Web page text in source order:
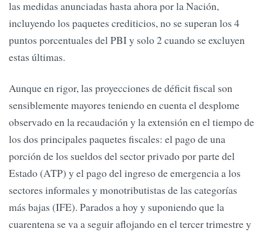
las medidas anunciadas hasta ahora por la Nación,
incluyendo los paquetes crediticios, no se superan los 4
puntos porcentuales del PBI y solo 2 cuando se excluyen
estas últimas.
Aunque en rigor, las proyecciones de déficit fiscal son
sensiblemente mayores teniendo en cuenta el desplome
observado en la recaudación y la extensión en el tiempo de
los dos principales paquetes fiscales: el pago de una
porción de los sueldos del sector privado por parte del
Estado (ATP) y el pago del ingreso de emergencia a los
sectores informales y monotributistas de las categorías
más bajas (IFE). Parados a hoy y suponiendo que la
cuarentena se va a seguir aflojando en el tercer trimestre y